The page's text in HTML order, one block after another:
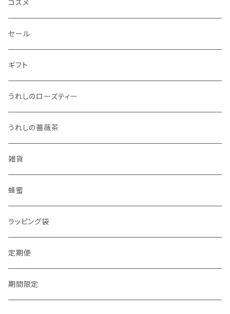
コスメ
セール
ギフト
うれしのローズティー
うれしの薔薇茶
雑貨
蜂蜜
ラッピング袋
定期便
期間限定